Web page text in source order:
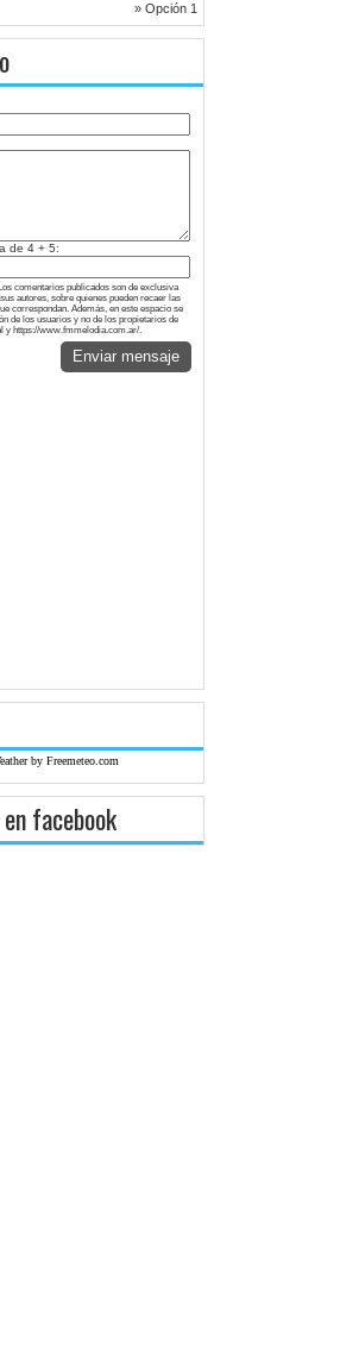
» Opción 1
de 4 + 5:
Los comentarios publicados son de exclusiva
autores, sobre quienes pueden recaer las
correspondan. Además, en este espacio se
de los usuarios y no de los propietarios de
y https://www.fmmelodia.com.ar/.
Enviar mensaje
by Freemeteo.com
facebook